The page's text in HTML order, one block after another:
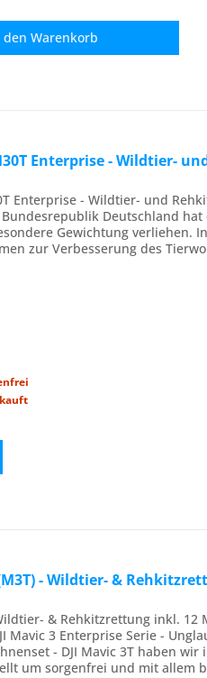
den Warenkorb
Enterprise - Wildtier-
Enterprise - Wildtier- und
Deutschland
Gewichtung verliehen.
zur Verbesserung des
- Wildtier- &
& Rehkitzrettung inkl. 12
Mavic 3 Enterprise Serie -
- DJI Mavic 3T haben wir
um sorgenfrei und mit allem